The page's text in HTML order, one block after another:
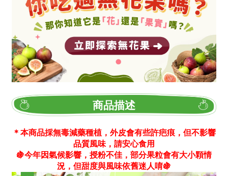
商品描述
＊本商品採無毒減藥種植，外皮會有些許疤痕，但不影響
品質風味，請安心食用
🍇今年因氣候影響，授粉不佳，部分果粒會有大小顆情
況，但甜度與風味依舊迷人唷🍇